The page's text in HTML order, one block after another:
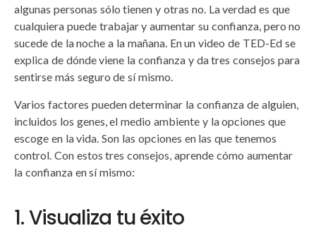
algunas personas sólo tienen y otras no. La verdad es que
cualquiera puede trabajar y aumentar su confianza, pero no
sucede de la noche a la mañana. En un video de TED-Ed se
explica de dónde viene la confianza y da tres consejos para
sentirse más seguro de sí mismo.
Varios factores pueden determinar la confianza de alguien,
incluidos los genes, el medio ambiente y la opciones que
escoge en la vida. Son las opciones en las que tenemos
control. Con estos tres consejos, aprende cómo aumentar
la confianza en sí mismo:
1. Visualiza tu éxito